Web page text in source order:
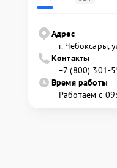
Адрес
г. Чебоксары,
Контакты
+7 (800) 301-
Время работы
Работаем с